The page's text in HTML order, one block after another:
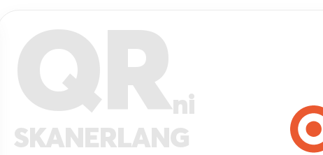
QRni
SKANERLANG